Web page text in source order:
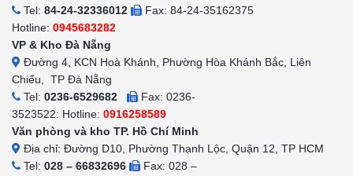
Tel: 84-24-32336012
Fax: 84-24-35162375
Hotline: 0945683282
VP & Kho Đà Nẵng
Đường 4, KCN Hoà Khánh, Phường Hòa Khánh Bắc, Liên
Chiểu, TP Đà Nẵng
Tel: 0236-6529682
Fax: 0236-
3523522: Hotline: 0916258589
Văn phòng và kho TP. Hồ Chí Minh
Địa chỉ: Đường D10, Phường Thạnh Lộc, Quận 12, TP HCM
Tel: 028 – 66832696
Fax: 028 –